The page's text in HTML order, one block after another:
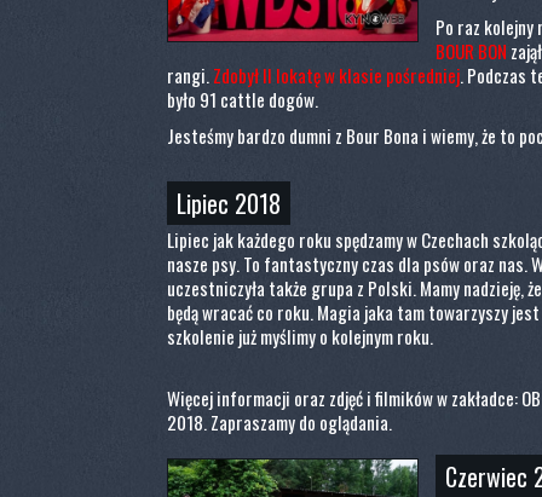
Po raz kolejny
BOUR BON
rangi.Zdobył II lokatę w klasie pośredniej. Podczas
było 91 cattle dogów.
Jesteśmy bardzo dumni z Bour Bona i wiemy, że to
Lipiec 2018
Lipiec jak każdego roku spędzamy w Czechach
nasze psy. To fantastyczny czas dla psów oraz nas.
uczestniczyła także grupa z Polski. Mamy nadzieję,
będą wracać co roku. Magia jaka tam towarzyszy
szkolenie już myślimy o kolejnym roku.
Więcej informacji oraz zdjęć i filmików w zakładce:
2018. Zapraszamy do oglądania.
Czerwiec